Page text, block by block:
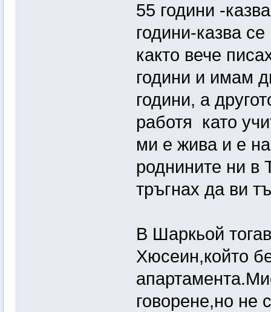
55 години -
години-казва
както вече
години и имам
години, а
работя като
ми е жива и е
роднините ни в
тръгнах да ви
В Шаркьой
Хюсеин,който
говорене,но не